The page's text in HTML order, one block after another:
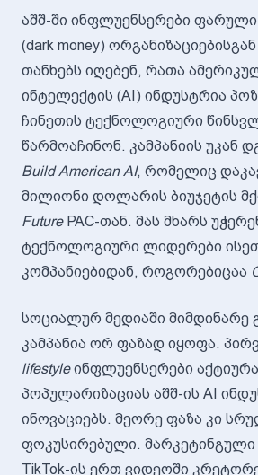
აშშ-ში ინფლუენსერები ფარული
(dark money)
თანხებს იღებენ, რათა
ინტელექტის (AI) ინდუსტრია
ჩინეთის ტექნოლოგიური
წარმოაჩინონ. კამპანიის უკან
Build American AI, რომელიც
მილიონი დოლარის ბიუჯეტის
FuturePAC-თან. მას მხარს
ტექნოლოგიური ლიდერები
კომპანიებიდან, როგორებიცაა
სოციალურ მედიაში მიმდინარე
კამპანია ორ ფაზად იყოფა.
lifestyleინფლუენსერები
პოპულარიზაციას აშშ-ის AI
ინოვაციებს. მეორე ფაზა კი
ფოკუსირებული. მარკეტინგული
TikTok-ის ერთ ვიდეოში